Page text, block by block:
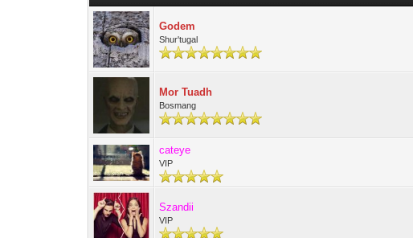
Godem
Shur'tugal
Mor Tuadh
Bosmang
cateye
VIP
Szandii
VIP